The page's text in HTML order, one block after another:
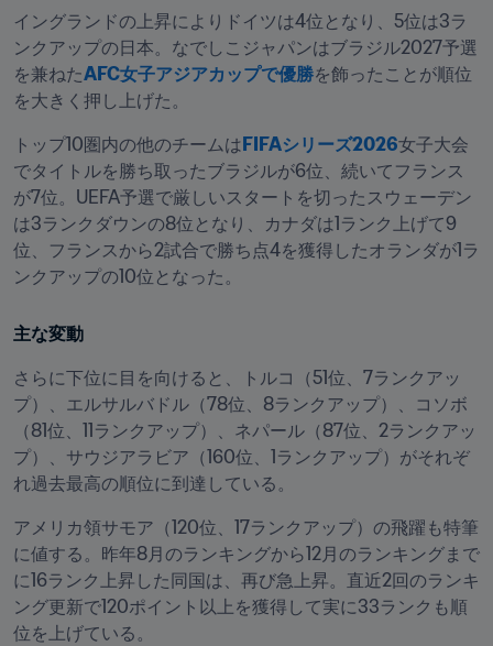
イングランドの上昇によりドイツは4位となり、5位は3ラ
ンクアップの日本。なでしこジャパンはブラジル2027予選
を兼ねたAFC女子アジアカップで優勝を飾ったことが順位
を大きく押し上げた。
トップ10圏内の他のチームは FIFAシリーズ2026女子大会
でタイトルを勝ち取ったブラジルが6位、続いてフランス
が7位。UEFA予選で厳しいスタートを切ったスウェーデン
は3ランクダウンの8位となり、カナダは1ランク上げて9
位、フランスから2試合で勝ち点4を獲得したオランダが1ラ
ンクアップの10位となった。
主な変動
さらに下位に目を向けると、トルコ（51位、7ランクアッ
プ）、エルサルバドル（78位、8ランクアップ）、コソボ
（81位、11ランクアップ）、ネパール（87位、2ランクアッ
プ）、サウジアラビア（160位、1ランクアップ）がそれぞ
れ過去最高の順位に到達している。
アメリカ領サモア（120位、17ランクアップ）の飛躍も特筆
に値する。昨年8月のランキングから12月のランキングまで
に16ランク上昇した同国は、再び急上昇。直近2回のランキ
ング更新で120ポイント以上を獲得して実に33ランクも順
位を上げている。